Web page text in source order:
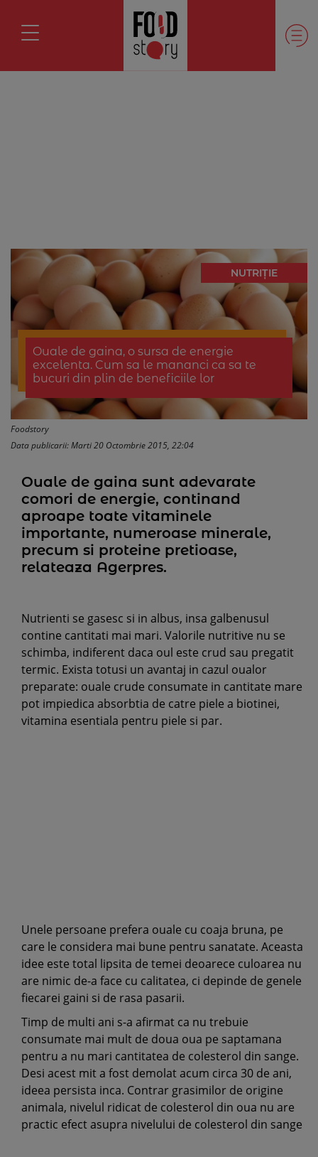
NUTRIȚIE
Ouale de gaina, o sursa de energie
excelenta. Cum sa le mananci ca sa te
bucuri din plin de beneficiile lor
Foodstory
Data publicarii: Marti 20 Octombrie 2015, 22:04
Ouale de gaina sunt adevarate
comori de energie, continand
aproape toate vitaminele
importante, numeroase minerale,
precum si proteine pretioase,
relateaza Agerpres.
Nutrienti se gasesc si in albus, insa galbenusul
contine cantitati mai mari. Valorile nutritive nu se
schimba, indiferent daca oul este crud sau pregatit
termic. Exista totusi un avantaj in cazul oualor
preparate: ouale crude consumate in cantitate mare
pot impiedica absorbtia de catre piele a biotinei,
vitamina esentiala pentru piele si par.
Unele persoane prefera ouale cu coaja bruna, pe
care le considera mai bune pentru sanatate. Aceasta
idee este total lipsita de temei deoarece culoarea nu
are nimic de-a face cu calitatea, ci depinde de genele
fiecarei gaini si de rasa pasarii.
Timp de multi ani s-a afirmat ca nu trebuie
consumate mai mult de doua oua pe saptamana
pentru a nu mari cantitatea de colesterol din sange.
Desi acest mit a fost demolat acum circa 30 de ani,
ideea persista inca. Contrar grasimilor de origine
animala, nivelul ridicat de colesterol din oua nu are
practic efect asupra nivelului de colesterol din sange